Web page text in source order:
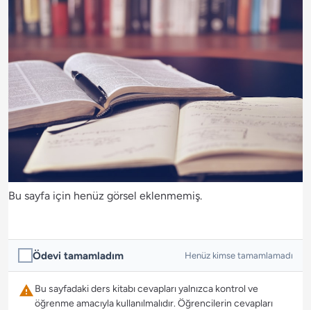
Bu sayfa için henüz görsel eklenmemiş.
Ödevi tamamladım Henüz kimse tamamlamadı
Bu sayfadaki ders kitabı cevapları yalnızca kontrol ve
öğrenme amacıyla kullanılmalıdır. Öğrencilerin cevapları